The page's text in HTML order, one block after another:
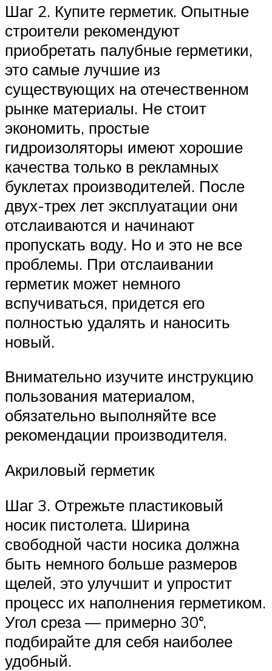
Шаг 2. Купите герметик. Опытные
строители рекомендуют
приобретать палубные герметики,
это самые лучшие из
существующих на отечественном
рынке материалы. Не стоит
экономить, простые
гидроизоляторы имеют хорошие
качества только в рекламных
буклетах производителей. После
двух-трех лет эксплуатации они
отслаиваются и начинают
пропускать воду. Но и это не все
проблемы. При отслаивании
герметик может немного
вспучиваться, придется его
полностью удалять и наносить
новый.
Внимательно изучите инструкцию
пользования материалом,
обязательно выполняйте все
рекомендации производителя.
Акриловый герметик
Шаг 3. Отрежьте пластиковый
носик пистолета. Ширина
свободной части носика должна
быть немного больше размеров
щелей, это улучшит и упростит
процесс их наполнения герметиком.
Угол среза — примерно 30°,
подбирайте для себя наиболее
удобный.